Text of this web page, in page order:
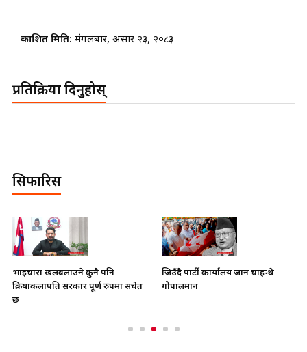
प्रकाशित मिति: मंगलबार, असार २३, २०८३
प्रतिक्रिया दिनुहोस्
सिफारिस
भाइचारा खलबलाउने कुनै पनि
क्रियाकलापप्रति सरकार पूर्ण रुपमा सचेत
छ
जिउँदै पार्टी कार्यालय जान चाहन्थे
गोपालमान